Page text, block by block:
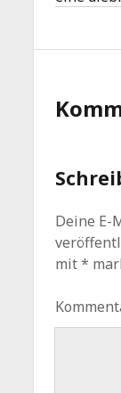
Deine E-
mit*